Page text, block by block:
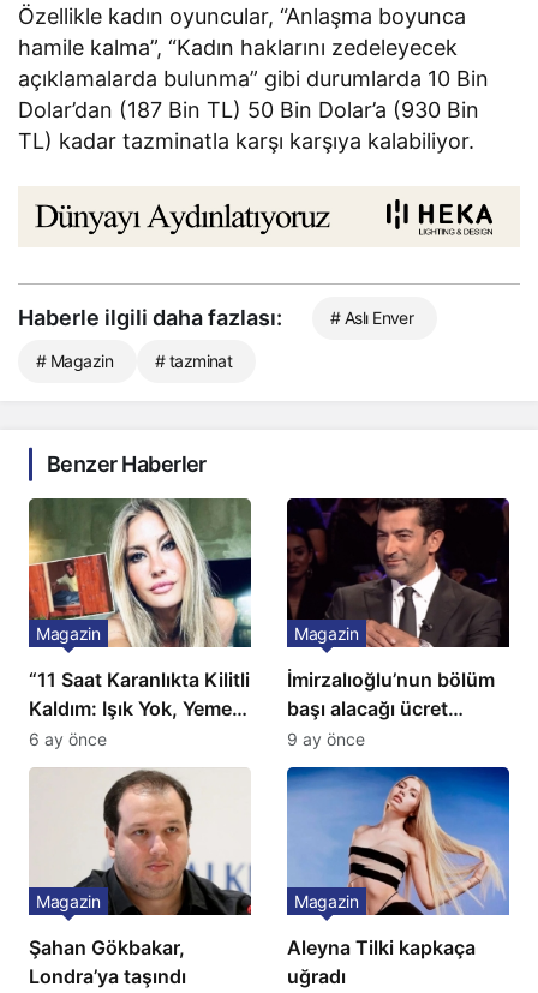
Özellikle kadın oyuncular, “Anlaşma boyunca
hamile kalma”, “Kadın haklarını zedeleyecek
açıklamalarda bulunma” gibi durumlarda 10 Bin
Dolar’dan (187 Bin TL) 50 Bin Dolar’a (930 Bin
TL) kadar tazminatla karşı karşıya kalabiliyor.
Haberle ilgili daha fazlası: # Aslı Enver
# Magazin # tazminat
Benzer Haberler
“11 Saat Karanlıkta Kilitli
Kaldım: Işık Yok, Yemek
Yok, Tuvalet Yok!”
Çağla Şikel’den Şok
Magazin
6 ay önce
İmirzalıoğlu’nun bölüm
başı alacağı ücret
Türkiye’de bir ilk:
Gözünü 2 ilçeye dikti!
Magazin
9 ay önce
Şahan Gökbakar,
Londra’ya taşındı
Magazin
Aleyna Tilki kapkaça
uğradı
Magazin